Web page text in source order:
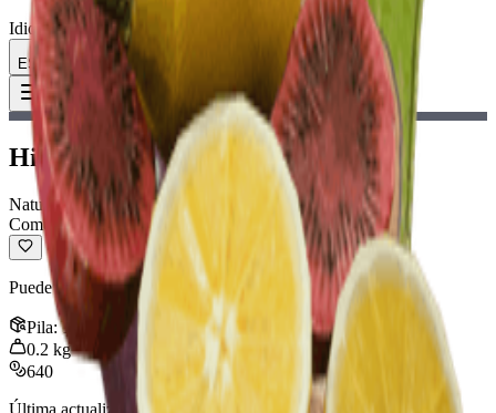
Idioma
ES Español
Toggle Menu Objeto :Higo chumbo
Higo chumbo
Naturaleza
Común
Puede consumirse para recuperar un poco de aguante.
Pila:10
0.2 kg
640